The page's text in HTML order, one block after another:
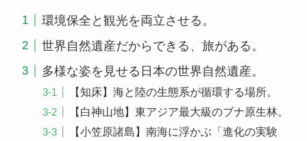
環境保全と観光を両立させる。
世界自然遺産だからできる、旅がある。
多様な姿を見せる日本の世界自然遺産。
【知床】海と陸の生態系が循環する場所。
【白神山地】東アジア最大級のブナ原生林。
【小笠原諸島】南海に浮かぶ「進化の実験